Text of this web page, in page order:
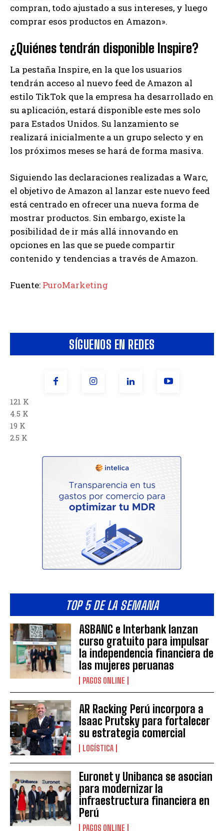
SÍGUENOS EN REDES
121 K
4.5 K
19 K
2.5 K
TOP 5 DE LA SEMANA
ASBANC e Interbank lanzan
curso gratuito para impulsar
la independencia financiera de
las mujeres peruanas
PAGOS ONLINE
AR Racking Perú incorpora a
Isaac Prutsky para fortalecer
su estrategia comercial
LOGÍSTICA
Euronet y Unibanca se asocian
para modernizar la
infraestructura financiera en
Perú
PAGOS ONLINE
compran, todo ajustado a sus intereses, y luego
comprar esos productos en Amazon».
¿Quiénes tendrán disponible Inspire?
La pestaña Inspire, en la que los usuarios
tendrán acceso al nuevo feed de Amazon al
estilo TikTok que la empresa ha desarrollado en
su aplicación, estará disponible este mes solo
para Estados Unidos. Su lanzamiento se
realizará inicialmente a un grupo selecto y en
los próximos meses se hará de forma masiva.
Siguiendo las declaraciones realizadas a Warc,
el objetivo de Amazon al lanzar este nuevo feed
está centrado en ofrecer una nueva forma de
mostrar productos. Sin embargo, existe la
posibilidad de ir más allá innovando en
opciones en las que se puede compartir
contenido y tendencias a través de Amazon.
Fuente: PuroMarketing